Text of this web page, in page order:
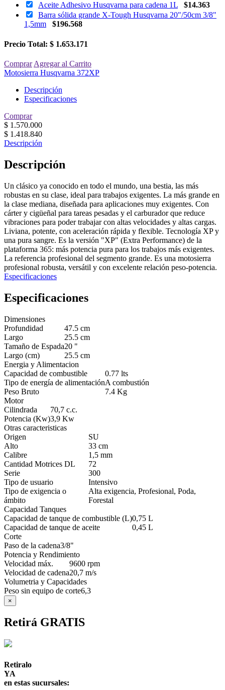
Aceite Adhesivo Husqvarna para cadena 1L
$14.363
Barra sólida grande X-Tough Husqvarna 20"/50cm 3/8"
1,5mm
$196.568
Precio Total: $ 1.653.171
Comprar Agregar al Carrito
Motosierra Husqvarna 372XP
Descripción
Especificaciones
Comprar
$ 1.570.000
$ 1.418.840
Descripción
Descripción
Un clásico ya conocido en todo el mundo, una bestia, las más
robustas en su clase, ideal para trabajos exigentes. La más grande en
la clase mediana, diseñada para aplicaciones muy exigentes. Con
cárter y cigüeñal para tareas pesadas y el carburador que reduce
vibraciones para poder trabajar con altas velocidades y altas cargas.
Liviana, potente, con aceleración rápida y flexible. Tecnología XP y
una pura sangre. Es la versión "XP" (Extra Performance) de la
plataforma 365: más potencia pura para los trabajos más exigentes.
La referencia profesional del segmento grande. Es una motosierra
profesional robusta, versátil y con excelente relación peso-potencia.
Especificaciones
Especificaciones
Dimensiones
Profundidad
47.5 cm
Largo
25.5 cm
Tamaño de Espada20 "
Largo (cm)
25.5 cm
Energia y Alimentacion
Capacidad de combustible
0.77 lts
Tipo de energía de alimentaciónA combustión
Peso Bruto
7.4 Kg
Motor
Cilindrada
70,7 c.c.
Potencia (Kw)3,9 Kw
Otras caracteristicas
Origen
SU
Alto
33 cm
Calibre
1,5 mm
Cantidad Motrices DL
72
Serie
300
Tipo de usuario
Intensivo
Tipo de exigencia o
ámbito
Alta exigencia, Profesional, Poda,
Forestal
Capacidad Tanques
Capacidad de tanque de combustible (L)0,75 L
Capacidad de tanque de aceite
0,45 L
Corte
Paso de la cadena3/8"
Potencia y Rendimiento
Velocidad máx.
9600 rpm
Velocidad de cadena20,7 m/s
Volumetria y Capacidades
Peso sin equipo de corte6,3
×
Retirá GRATIS
Retiralo
YA
en estas sucursales: